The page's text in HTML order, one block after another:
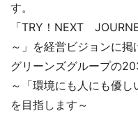
す。
「TRY！NEXT
～」を経営ビジョンに掲
グリーンズグループの
～「環境にも人にも優し
を目指します～